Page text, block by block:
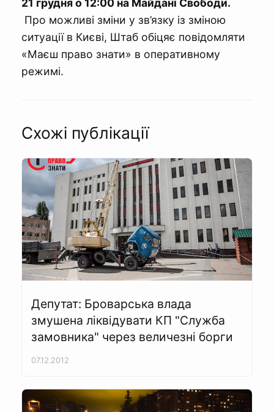
21 грудня о 12:00 на Майдані Свободи.
Про можливі зміни у зв’язку із зміною
ситуації в Києві, Штаб обіцяє повідомляти
«Маєш право знати» в оперативному
режимі.
Схожі публікації
Депутат: Броварська влада
змушена ліквідувати КП "Служба
замовника" через величезні борги
07.12.2012